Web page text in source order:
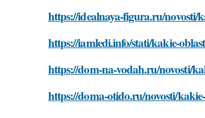
https://idealnaya-figura.ru/novosti/
https://iamledi.info/stati/kakie-
https://dom-na-vodah.ru/novosti/
https://doma-otido.ru/novosti/